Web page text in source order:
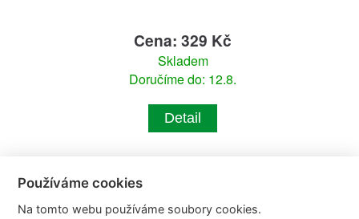
Cena: 329 Kč
Skladem
Doručíme do: 12.8.
Detail
Používáme cookies
Na tomto webu používáme soubory cookies.